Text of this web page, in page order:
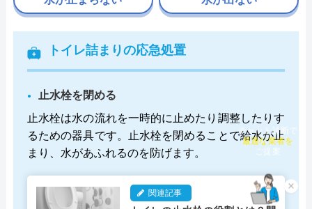
トイレ詰まりの応急処置
止水栓を閉める
止水栓は水の流れを一時的に止めたり調整したりす
るための器具です。止水栓を閉めることで給水が止
まり、水があふれるのを防げます。
関連記事
×
チャット診断で
最適な業者を
ご提案